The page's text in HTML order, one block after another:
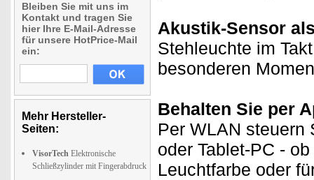
Bleiben Sie mit uns im
Kontakt und tragen Sie
hier Ihre E-Mail-Adresse
für unsere HotPrice-Mail
ein:
Mehr Hersteller-
Seiten:
VisorTech Elektronische
Schließzylinder mit Fingerabdruck
Akustik-Sensor
Stehleuchte im
besonderen
Behalten Sie per
Per WLAN steuern
oder Tablet-PC -
Leuchtfarbe oder